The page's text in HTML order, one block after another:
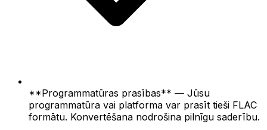
**Programmatūras prasības** — Jūsu
programmatūra vai platforma var prasīt tieši FLAC
formātu. Konvertēšana nodrošina pilnīgu saderību.